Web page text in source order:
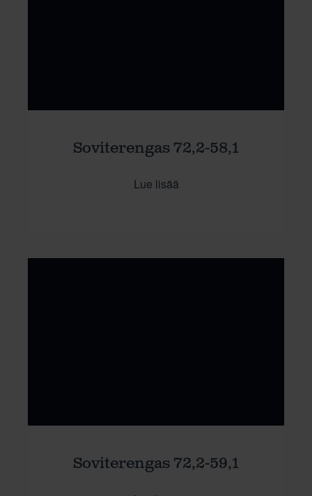
Soviterengas 72,2-58,1
Lue lisää
Soviterengas 72,2-59,1